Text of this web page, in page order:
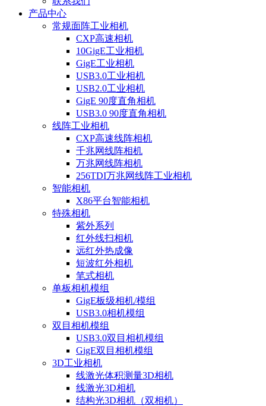
产品中心
常规面阵工业相机
CXP高速相机
10GigE工业相机
GigE工业相机
USB3.0工业相机
USB2.0工业相机
GigE 90度直角相机
USB3.0 90度直角相机
线阵工业相机
CXP高速线阵相机
千兆网线阵相机
万兆网线阵相机
256TDI万兆网线阵工业相机
智能相机
X86平台智能相机
特殊相机
紫外系列
红外线扫相机
远红外热成像
短波红外相机
笔式相机
单板相机模组
GigE板级相机/模组
USB3.0相机模组
双目相机模组
USB3.0双目相机模组
GigE双目相机模组
3D工业相机
线激光体积测量3D相机
线激光3D相机
结构光3D相机（双相机）